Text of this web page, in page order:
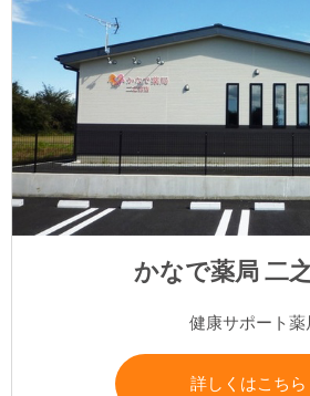
かなで薬局 二
健康サポート薬
詳しくはこちら